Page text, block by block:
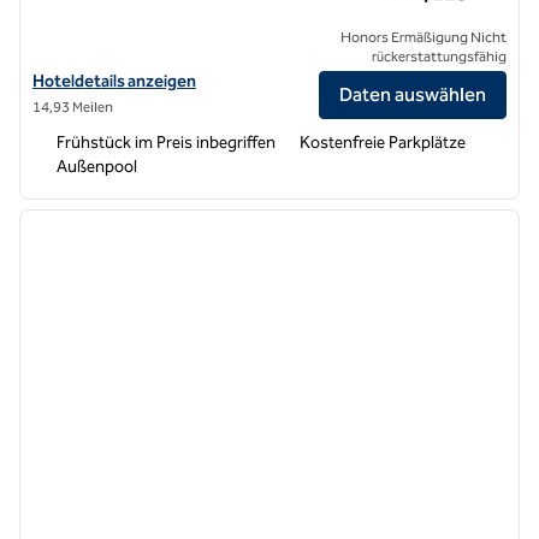
Hoteldetails für Home2 Suites by Hilton Livermore anzeigen
Hoteldetails anzeigen
14,93 Meilen
Honors Ermäßigung Nicht
rückerstattungsfähig
Daten auswählen
Frühstück im Preis inbegriffen
Kostenfreie Parkplätze
Außenpool
1 von 12